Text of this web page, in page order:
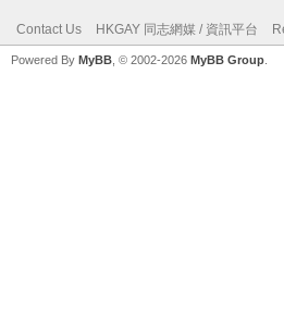
Contact Us HKGAY 同志網媒 / 資訊平台
Powered By MyBB , © 2002-2026 MyBB Group